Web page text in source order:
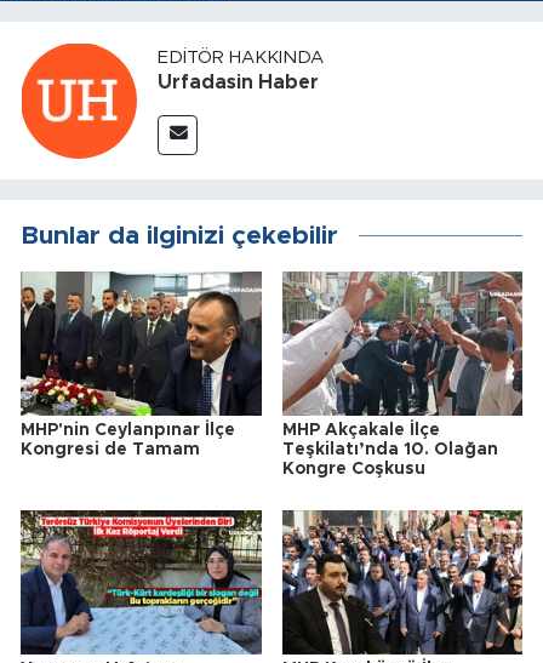
EDITÖR HAKKINDA
Urfadasin Haber
Bunlar da ilginizi çekebilir
MHP'nin Ceylanpınar İlçe
Kongresi de Tamam
MHP Akçakale İlçe
Teşkilatı’nda 10. Olağan
Kongre Coşkusu